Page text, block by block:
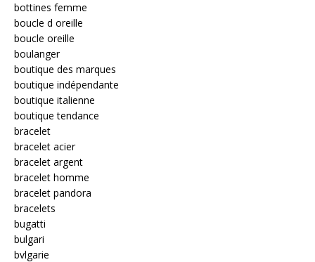
bottines femme
boucle d oreille
boucle oreille
boulanger
boutique des marques
boutique indépendante
boutique italienne
boutique tendance
bracelet
bracelet acier
bracelet argent
bracelet homme
bracelet pandora
bracelets
bugatti
bulgari
bvlgarie